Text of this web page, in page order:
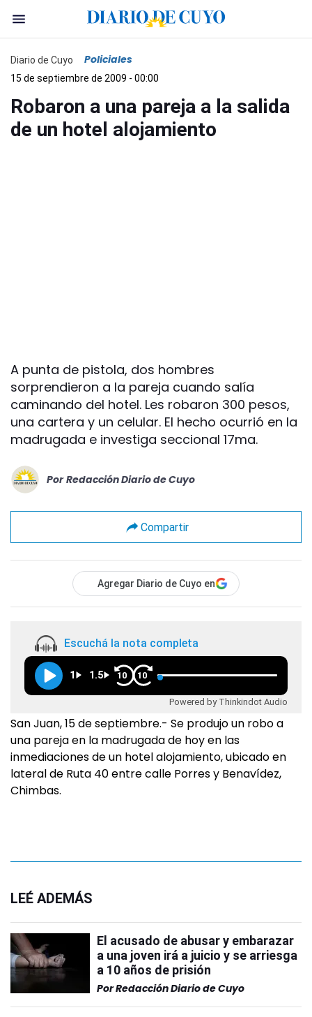
Diario de Cuyo Policiales
15 de septiembre de 2009 - 00:00
Robaron a una pareja a la salida
de un hotel alojamiento
A punta de pistola, dos hombres
sorprendieron a la pareja cuando salía
caminando del hotel. Les robaron 300 pesos,
una cartera y un celular. El hecho ocurrió en la
madrugada e investiga seccional 17ma.
Por Redacción Diario de Cuyo
Compartir
Agregar Diario de Cuyo en
Escuchá la nota completa
1 1.5 10 10
Powered by Thinkindot Audio
San Juan, 15 de septiembre.- Se produjo un robo a
una pareja en la madrugada de hoy en las
inmediaciones de un hotel alojamiento, ubicado en
lateral de Ruta 40 entre calle Porres y Benavídez,
Chimbas.
LEÉ ADEMÁS
El acusado de abusar y embarazar
a una joven irá a juicio y se arriesga
a 10 años de prisión
PorRedacción Diario de Cuyo